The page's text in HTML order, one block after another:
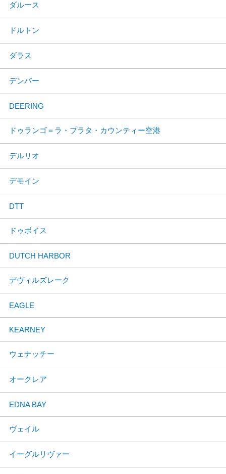
ダルース
ドルトン
ダラス
デンバー
DEERING
ドゥランゴ＝ラ・プラタ・カウンティー空港
デルリオ
デモイン
DTT
ドゥボイス
DUTCH HARBOR
デヴィルズレーク
EAGLE
KEARNEY
ウェナッチー
オークレア
EDNA BAY
ヴェイル
イーグルリヴァー